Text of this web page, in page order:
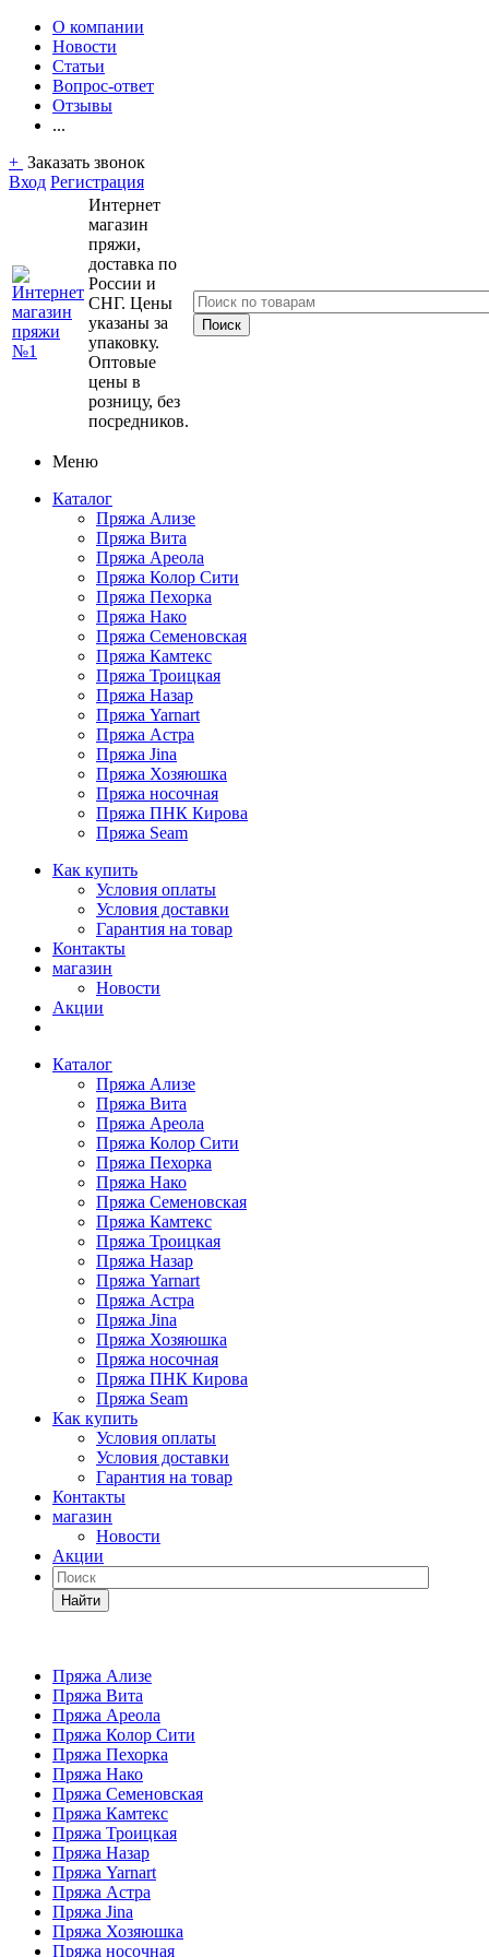
О компании
Новости
Статьи
Вопрос-ответ
Отзывы
...
+ Заказать звонок
Вход Регистрация
Интернет
магазин
пряжи,
доставка по
России и
СНГ. Цены
указаны за
упаковку.
Оптовые
цены в
розницу, без
посредников.
Меню
Каталог
Пряжа Ализе
Пряжа Вита
Пряжа Ареола
Пряжа Колор Сити
Пряжа Пехорка
Пряжа Нако
Пряжа Семеновская
Пряжа Камтекс
Пряжа Троицкая
Пряжа Назар
Пряжа Yarnart
Пряжа Астра
Пряжа Jina
Пряжа Хозяюшка
Пряжа носочная
Пряжа ПНК Кирова
Пряжа Seam
Как купить
Условия оплаты
Условия доставки
Гарантия на товар
Контакты
магазин
Новости
Акции
Каталог
Пряжа Ализе
Пряжа Вита
Пряжа Ареола
Пряжа Колор Сити
Пряжа Пехорка
Пряжа Нако
Пряжа Семеновская
Пряжа Камтекс
Пряжа Троицкая
Пряжа Назар
Пряжа Yarnart
Пряжа Астра
Пряжа Jina
Пряжа Хозяюшка
Пряжа носочная
Пряжа ПНК Кирова
Пряжа Seam
Как купить
Условия оплаты
Условия доставки
Гарантия на товар
Контакты
магазин
Новости
Акции
Найти
Пряжа Ализе
Пряжа Вита
Пряжа Ареола
Пряжа Колор Сити
Пряжа Пехорка
Пряжа Нако
Пряжа Семеновская
Пряжа Камтекс
Пряжа Троицкая
Пряжа Назар
Пряжа Yarnart
Пряжа Астра
Пряжа Jina
Пряжа Хозяюшка
Пряжа носочная